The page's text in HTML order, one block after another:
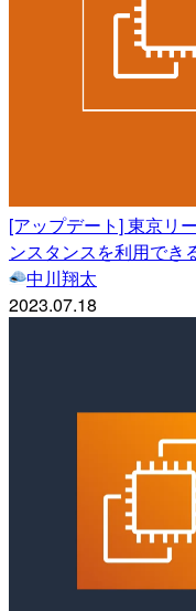
[アップデート] 東京リ
ンスタンスを利用でき
中川翔太
2023.07.18